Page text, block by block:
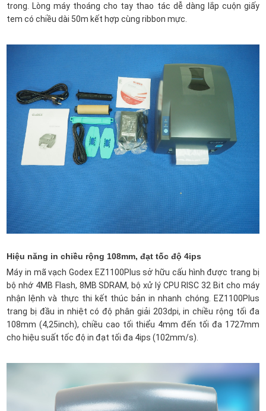
trong. Lòng máy thoáng cho tay thao tác dễ dàng lắp cuộn giấy
tem có chiều dài 50m kết hợp cùng ribbon mực.
Hiệu năng in chiều rộng 108mm, đạt tốc độ 4ips
Máy in mã vạch Godex EZ1100Plus sở hữu cấu hình được trang bị
bộ nhớ 4MB Flash, 8MB SDRAM, bộ xử lý CPU RISC 32 Bit cho máy
nhận lệnh và thực thi kết thúc bản in nhanh chóng. EZ1100Plus
trang bị đầu in nhiệt có độ phân giải 203dpi, in chiều rộng tối đa
108mm (4,25inch), chiều cao tối thiểu 4mm đến tối đa 1727mm
cho hiệu suất tốc độ in đạt tối đa 4ips (102mm/s).